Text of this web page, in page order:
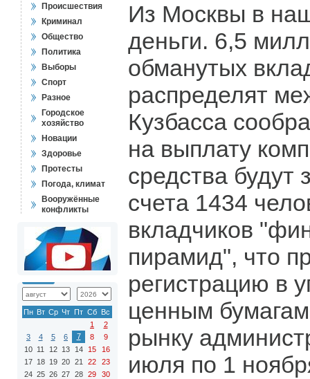
Происшествия
Криминал
Общество
Политика
Выборы
Спорт
Разное
Городское
хозяйство
Новации
Здоровье
Протесты
Погода, климат
Вооружённые
конфликты
Пн Вт Ср Чт Пт Сб Вс
1
2
3
4 5 6 7 8
9
10 11 12 13 14 15
16
17 18 19 20 21 22
23
24 25 26 27 28 29
30
Из Москвы в
деньги. 6,5
обманутых
распределят
Кузбасса
на выплату
средства будут
счета 1434
вкладчиков
пирамид", что
регистрацию в
ценным
рынку
июля по 1